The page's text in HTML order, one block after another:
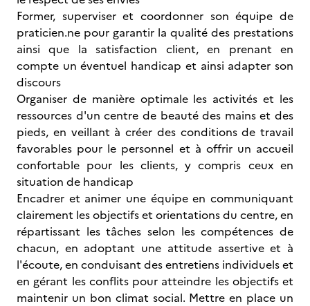
Former, superviser et coordonner son équipe de
praticien.ne pour garantir la qualité des prestations
ainsi que la satisfaction client, en prenant en
compte un éventuel handicap et ainsi adapter son
discours
Organiser de manière optimale les activités et les
ressources d'un centre de beauté des mains et des
pieds, en veillant à créer des conditions de travail
favorables pour le personnel et à offrir un accueil
confortable pour les clients, y compris ceux en
situation de handicap
Encadrer et animer une équipe en communiquant
clairement les objectifs et orientations du centre, en
répartissant les tâches selon les compétences de
chacun, en adoptant une attitude assertive et à
l'écoute, en conduisant des entretiens individuels et
en gérant les conflits pour atteindre les objectifs et
maintenir un bon climat social. Mettre en place un